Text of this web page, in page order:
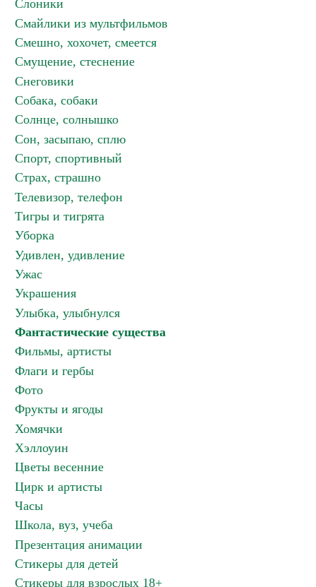
Слоники
Смайлики из мультфильмов
Смешно, хохочет, смеется
Смущение, стеснение
Снеговики
Собака, собаки
Солнце, солнышко
Сон, засыпаю, сплю
Спорт, спортивный
Страх, страшно
Телевизор, телефон
Тигры и тигрята
Уборка
Удивлен, удивление
Ужас
Украшения
Улыбка, улыбнулся
Фантастические существа
Фильмы, артисты
Флаги и гербы
Фото
Фрукты и ягоды
Хомячки
Хэллоуин
Цветы весенние
Цирк и артисты
Часы
Школа, вуз, учеба
Презентация анимации
Стикеры для детей
Стикеры для взрослых 18+